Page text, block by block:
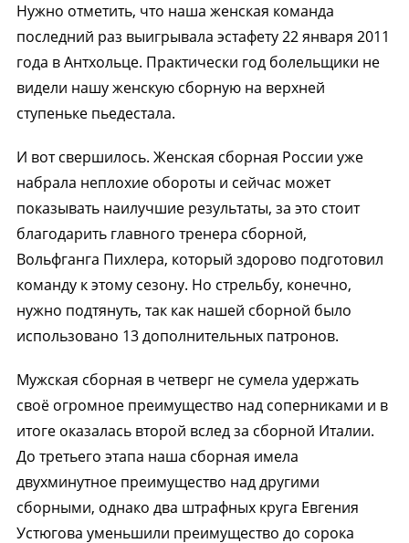
Нужно отметить, что наша женская команда
последний раз выигрывала эстафету 22 января 2011
года в Антхольце. Практически год болельщики не
видели нашу женскую сборную на верхней
ступеньке пьедестала.
И вот свершилось. Женская сборная России уже
набрала неплохие обороты и сейчас может
показывать наилучшие результаты, за это стоит
благодарить главного тренера сборной,
Вольфганга Пихлера, который здорово подготовил
команду к этому сезону. Но стрельбу, конечно,
нужно подтянуть, так как нашей сборной было
использовано 13 дополнительных патронов.
Мужская сборная в четверг не сумела удержать
своё огромное преимущество над соперниками и в
итоге оказалась второй вслед за сборной Италии.
До третьего этапа наша сборная имела
двухминутное преимущество над другими
сборными, однако два штрафных круга Евгения
Устюгова уменьшили преимущество до сорока